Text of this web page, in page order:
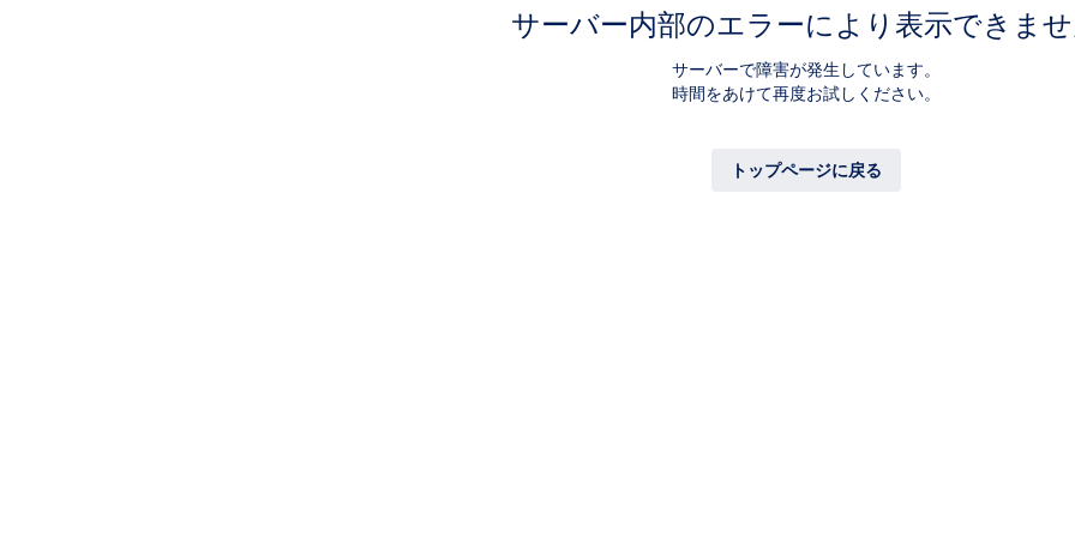
サーバー内部のエラーにより表示できま
サーバーで障害が発生しています。
時間をあけて再度お試しください。
トップページに戻る